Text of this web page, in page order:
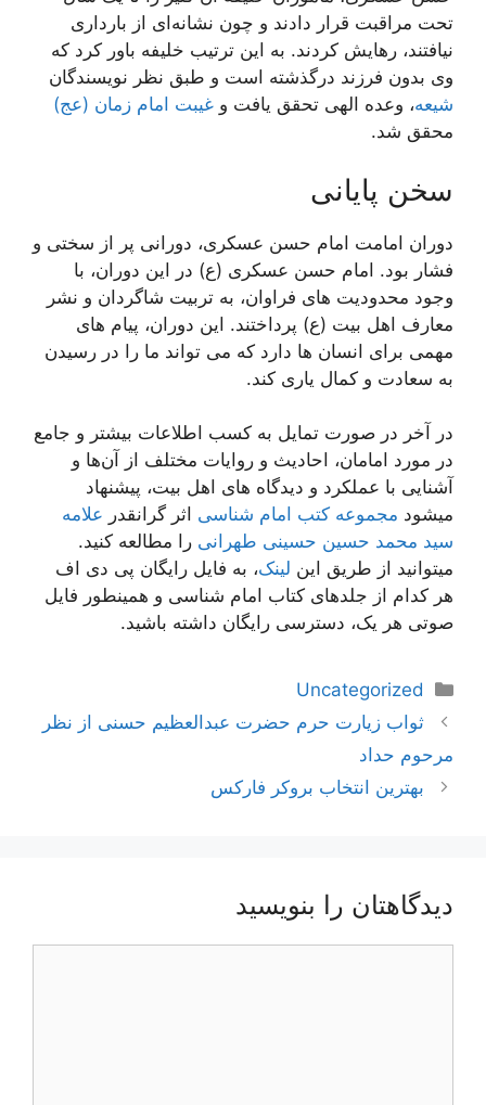
تحت مراقبت قرار دادند و چون نشانه‌ای از بارداری
نیافتند، رهایش کردند. به این ترتیب خلیفه باور کرد که
وی بدون فرزند درگذشته است و طبق نظر نویسندگان
شیعه، وعده الهی تحقق یافت و غیبت امام زمان (عج)
محقق شد.
سخن پایانی
دوران امامت امام حسن عسکری، دورانی پر از سختی و
فشار بود. امام حسن عسکری (ع) در این دوران، با
وجود محدودیت های فراوان، به تربیت شاگردان و نشر
معارف اهل بیت (ع) پرداختند. این دوران، پیام های
مهمی برای انسان ها دارد که می تواند ما را در رسیدن
به سعادت و کمال یاری کند.
در آخر در صورت تمایل به کسب اطلاعات بیشتر و جامع
در مورد امامان، احادیث و روایات مختلف از آن‌ها و
آشنایی با عملکرد و دیدگاه های اهل بیت، پیشنهاد
میشود مجموعه کتب امام شناسی اثر گرانقدر علامه
سید محمد حسین حسینی طهرانی را مطالعه کنید.
میتوانید از طریق این لینک، به فایل رایگان پی دی اف
هر کدام از جلدهای کتاب امام شناسی و همینطور فایل
صوتی هر یک، دسترسی رایگان داشته باشید.
دسته‌ها
Uncategorized
ناوبریثواب زیارت حرم حضرت عبدالعظیم حسنی از نظر
مرحوم حداد
بهترین انتخاب بروکر فارکس
دیدگاهتان را بنویسید